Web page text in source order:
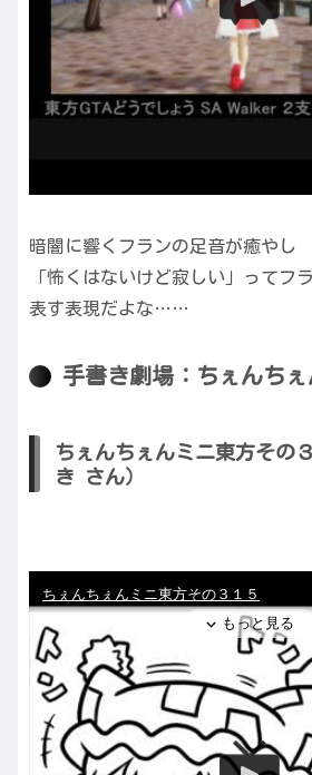
暗闇に響くフランの足音が癒やし
「怖くはないけど寂しい」ってフ
表す表現だよな……
手書き劇場：ちぇんち
ちぇんちぇんミニ東方その
き さん）